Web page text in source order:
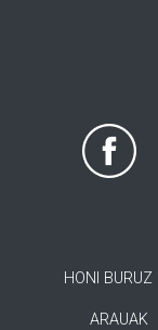
HONI BURUZ
ARAUAK